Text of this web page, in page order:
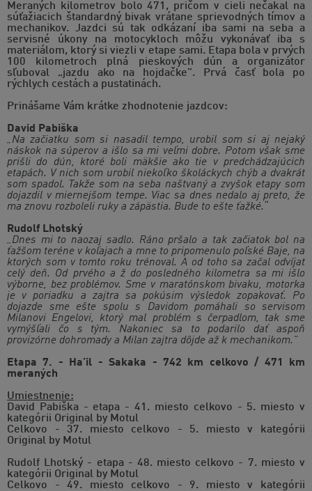
Meraných kilometrov bolo 471, pričom v cieli nečakal na
súťažiacich štandardný bivak vrátane sprievodných tímov a
mechanikov. Jazdci sú tak odkázaní iba sami na seba a
servisné úkony na motocykloch môžu vykonávať iba s
materiálom, ktorý si viezli v etape sami. Etapa bola v prvých
100 kilometroch plná pieskových dún a organizátor
sľuboval „jazdu ako na hojdačke”. Prvá časť bola po
rýchlych cestách a pustatinách.
Prinášame Vám krátke zhodnotenie jazdcov:
David Pabiška
„Na začiatku som si nasadil tempo, urobil som si aj nejaký
náskok na súperov a išlo sa mi veľmi dobre. Potom však sme
prišli do dún, ktoré boli mäkšie ako tie v predchádzajúcich
etapách. V nich som urobil niekoľko školáckych chýb a dvakrát
som spadol. Takže som na seba naštvaný a zvyšok etapy som
dojazdil v miernejšom tempe. Viac sa dnes nedalo aj preto, že
ma znovu rozboleli ruky a zápästia. Bude to ešte ťažké.“
Rudolf Lhotský
„Dnes mi to naozaj sadlo. Ráno pršalo a tak začiatok bol na
ťažšom teréne v koľajach a mne to pripomenulo poľské Baje, na
ktorých som v tomto roku trénoval. A od toho sa začal odvíjať
celý deň. Od prvého a ž do posledného kilometra sa mi išlo
výborne, bez problémov. Sme v maratónskom bivaku, motorka
je v poriadku a zajtra sa pokúsim výsledok zopakovať. Po
dojazde sme ešte spolu s Davidom pomáhali so servisom
Milanovi Engelovi, ktorý mal problém s čerpadlom, tak sme
vymýšľali čo s tým. Nakoniec sa to podarilo dať aspoň
provizórne dohromady a Milan zajtra dôjde až k mechanikom."
Etapa 7. - Ha’il - Sakaka - 742 km celkovo / 471 km
meraných
Umiestnenie:
David Pabiška - etapa - 41. miesto celkovo - 5. miesto v
kategórii Original by Motul
Celkovo - 37. miesto celkovo - 5. miesto v kategórii
Original by Motul
Rudolf Lhotský - etapa - 48. miesto celkovo - 7. miesto v
kategórii Original by Motul
Celkovo - 49. miesto celkovo - 9. miesto v kategórii